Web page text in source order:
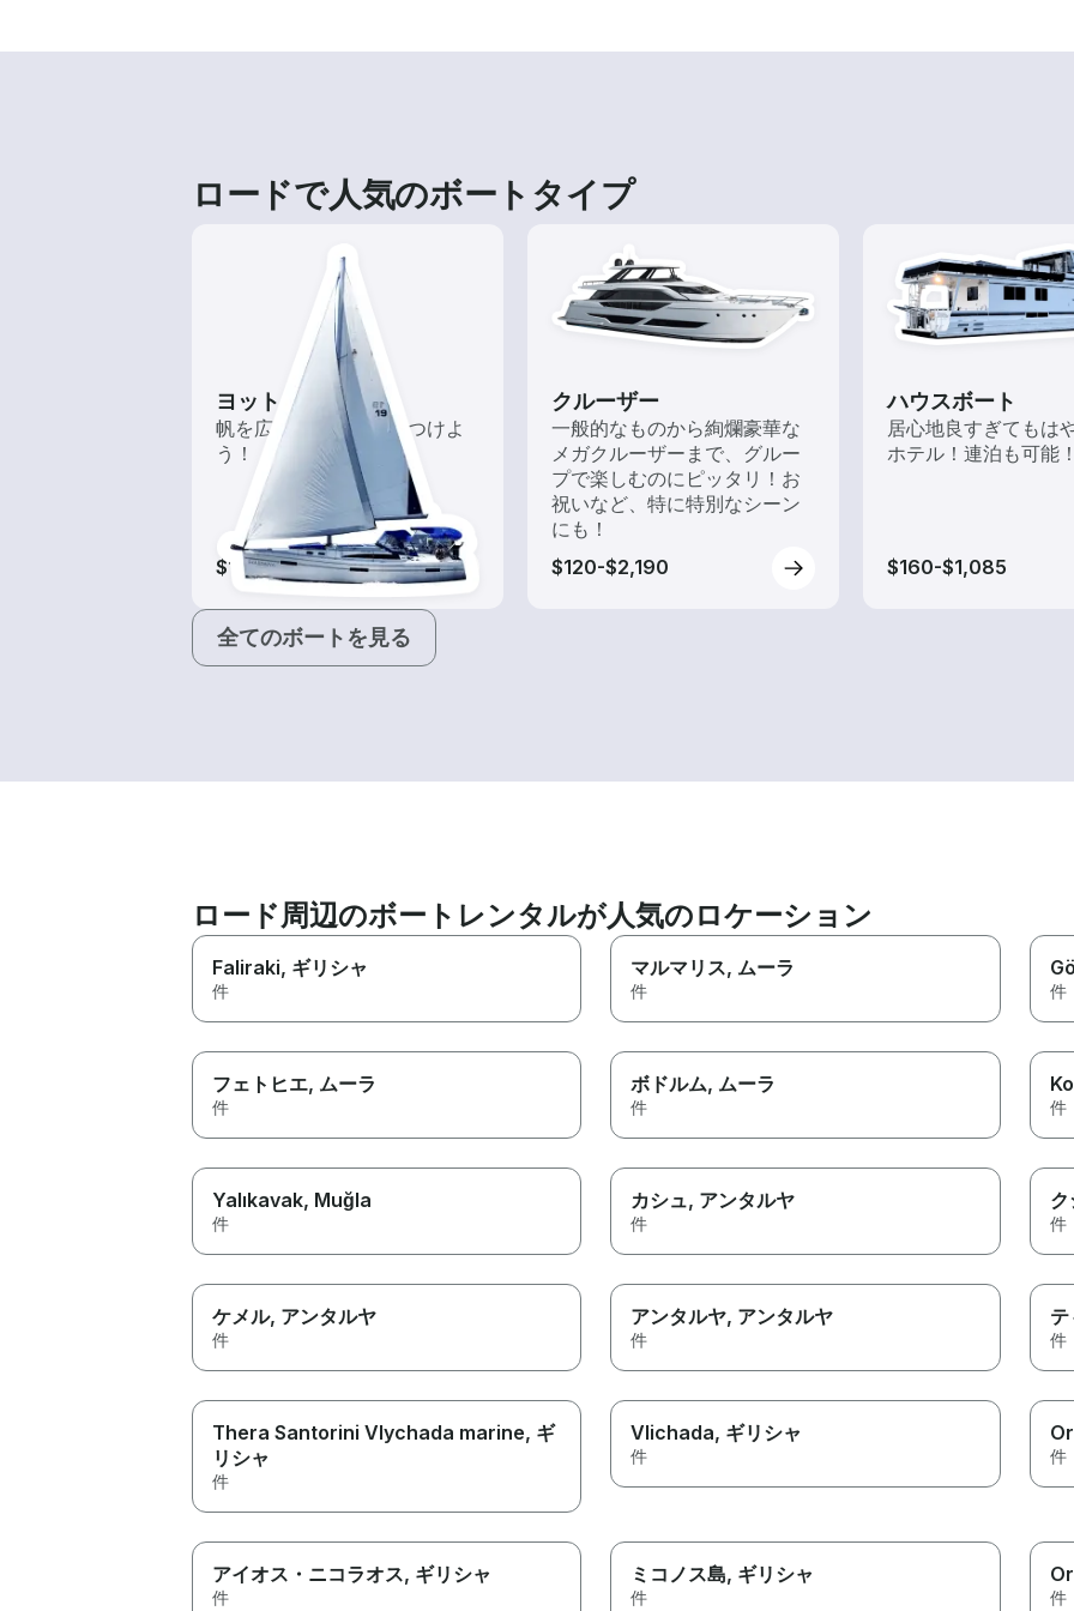
ロードで人気のボートタイプ
ヨット
帆を広げて風を味方につけよ
う！
$115-$1,465
クルーザー
一般的なものから絢爛豪華な
メガクルーザーまで、グルー
プで楽しむのにピッタリ！お
祝いなど、特に特別なシーン
にも！
$120-$2,190
ハウスボート
居心地良すぎてもは
ホテル！連泊も可能！
$160-$1,085
全てのボートを見る
ロード周辺のボートレンタルが人気のロケーション
Faliraki, ギリシャ
件
マルマリス, ムーラ
件 件
フェトヒエ, ムーラ
件
ボドルム, ムーラ
件 件
Yalıkavak, Muğla
件
カシュ, アンタルヤ
件
ク
件
ケメル, アンタルヤ
件
アンタルヤ, アンタルヤ
件
テ
件
Thera Santorini Vlychada marine, ギ
リシャ
件
Vlichada, ギリシャ
件 件
アイオス・ニコラオス, ギリシャ
件
ミコノス島, ギリシャ
件 件